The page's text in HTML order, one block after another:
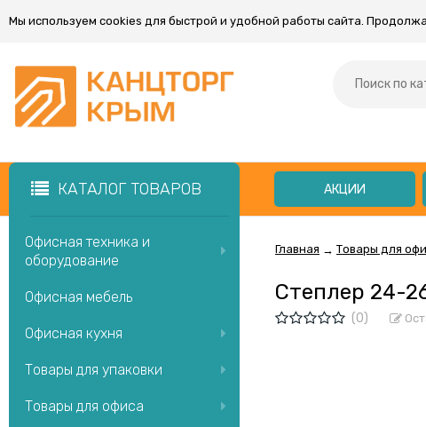
Мы используем cookies для быстрой и удобной работы сайта.
КАТАЛОГ ТОВАРОВ АКЦИИ
Главная → Товары для
Степлер 24-
(0)
Офисная техника и
оборудование
Офисная мебель
Офисная кухня
Товары для упаковки
Товары для офиса